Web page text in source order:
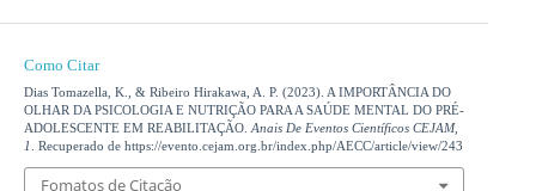
Como Citar
Dias Tomazella, K., & Ribeiro Hirakawa, A. P. (2023). A IMPORTÂNCIA DO
OLHAR DA PSICOLOGIA E NUTRIÇÃO PARA A SAÚDE MENTAL DO PRÉ-
ADOLESCENTE EM REABILITAÇÃO. Anais De Eventos Científicos CEJAM,
1
. Recuperado de https://evento.cejam.org.br/index.php/AECC/article/view/243
Fomatos de Citação